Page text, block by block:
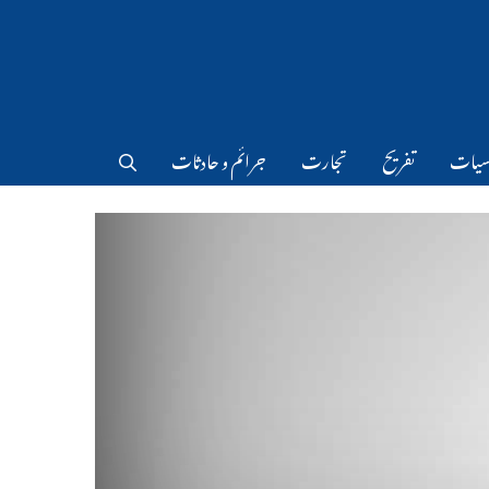
تفریح تجارت جرائم و حادثات